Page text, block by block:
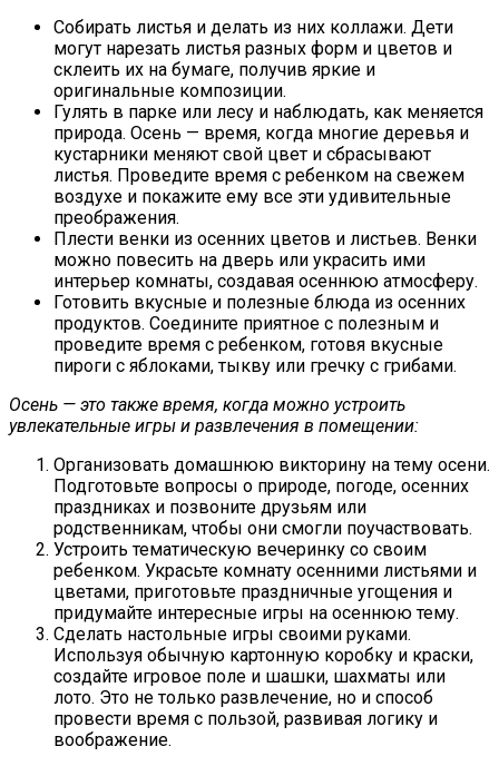
Собирать листья и делать из них коллажи. Дети
могут нарезать листья разных форм и цветов и
склеить их на бумаге, получив яркие и
оригинальные композиции.
Гулять в парке или лесу и наблюдать, как меняется
природа. Осень — время, когда многие деревья и
кустарники меняют свой цвет и сбрасывают
листья. Проведите время с ребенком на свежем
воздухе и покажите ему все эти удивительные
преображения.
Плести венки из осенних цветов и листьев. Венки
можно повесить на дверь или украсить ими
интерьер комнаты, создавая осеннюю атмосферу.
Готовить вкусные и полезные блюда из осенних
продуктов. Соедините приятное с полезным и
проведите время с ребенком, готовя вкусные
пироги с яблоками, тыкву или гречку с грибами.
Осень — это также время, когда можно устроить
увлекательные игры и развлечения в помещении:
Организовать домашнюю викторину на тему осени.
Подготовьте вопросы о природе, погоде, осенних
праздниках и позвоните друзьям или
родственникам, чтобы они смогли поучаствовать.
Устроить тематическую вечеринку со своим
ребенком. Украсьте комнату осенними листьями и
цветами, приготовьте праздничные угощения и
придумайте интересные игры на осеннюю тему.
Сделать настольные игры своими руками.
Используя обычную картонную коробку и краски,
создайте игровое поле и шашки, шахматы или
лото. Это не только развлечение, но и способ
провести время с пользой, развивая логику и
воображение.